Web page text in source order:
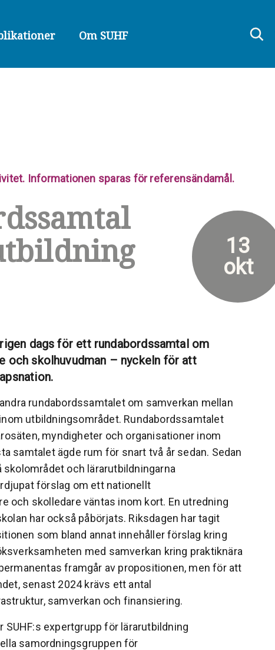
Om SUHF
Informationen sparas för referensändamål.
13
okt
dags för ett rundabordssamtal om
och skolhuvudman – nyckeln för att
rundabordssamtalet om samverkan mellan
utbildningsområdet. Rundabordssamtalet
myndigheter och organisationer inom
samtalet ägde rum för snart två år sedan. Sedan
och lärarutbildningarna
förslag om ett nationellt
och skolledare väntas inom kort. En utredning
har också påbörjats. Riksdagen har tagit
som bland annat innehåller förslag kring
med samverkan kring praktiknära
framgår av propositionen, men för att
senast 2024 krävs ett antal
samverkan och finansiering.
SUHF:s expertgrupp för lärarutbildning
samordningsgruppen för